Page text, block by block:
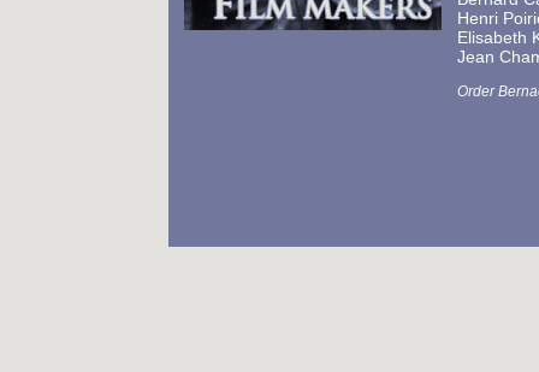
Henri
Elisabeth
Jean
Order